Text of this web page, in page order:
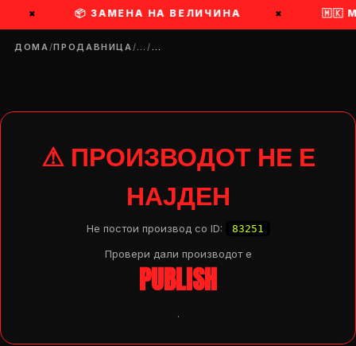
× 📦 ЗАМЕНА НА ВЕЛИЧИНА × 🇲🇰
ДОМА/ПРОДАВНИЦА/…/…
⚠ ПРОИЗВОДОТ НЕ Е
НАЈДЕН
Не постои производ со ID: 83251
Провери дали производот e
PUBLISH
.